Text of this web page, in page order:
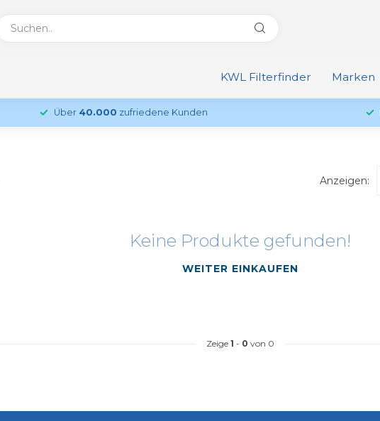
KWL Filterfinder Marken
Über 40.000 zufriedene Kunden
Anzeigen:
Keine Produkte gefunden!
WEITER EINKAUFEN
Zeige 1 - 0 von 0